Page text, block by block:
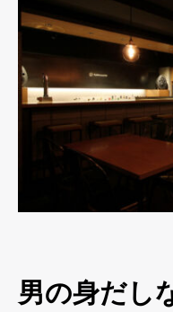
男の身だし